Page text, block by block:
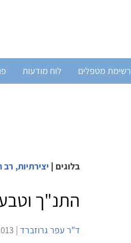
רשימת מטפלים לוח מודעות
בלוגים | יצירתיות,
התנ"ך
ד"ר עפר גרוזברד | 9/8/2013 | 5,075 צפיות |